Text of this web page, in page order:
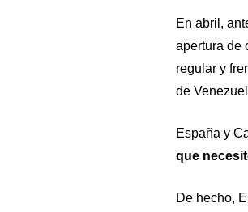
En abril,
apertura de
regular y
de
España y
que
De hecho,